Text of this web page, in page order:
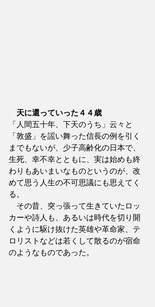
天に還っていった４４歳
「人間五十年、下天のうち」云々と
「敦盛」を謡い舞った信長の例を引く
までもないが、少子高齢化の日本で、
生死、幸不幸とともに、実は始めも終
わりもあいまいなものというのが、改
めて思う人生の不可思議にも思えてく
る。
その昔、突っ張って生きていたロッ
カーや詩人も、あるいは時代を切り開
くように駆け抜けた英雄や革命家、テ
ロリストなどは若くして散るのが宿命
のようなものであった。